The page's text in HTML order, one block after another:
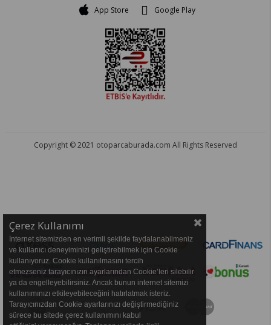
App Store Google Play
Copyright © 2021 otoparcaburada.com All Rights Reserved
Çerez Kullanımı
İnternet sitemizden en verimli şekilde faydalanabilmeniz
ve kullanıcı deneyiminizi geliştirebilmek için Cookie
kullanıyoruz. Cookie kullanılmasını tercih
etmezseniz tarayıcınızın ayarlarından Cookie’leri silebilir
ya da engelleyebilirsiniz. Ancak bunun internet sitemizi
kullanımınızı etkileyebileceğini hatırlatmak isteriz.
Tarayıcınızdan Cookie ayarlarınızı değiştirmediğiniz
sürece bu sitede çerez kullanımını kabul